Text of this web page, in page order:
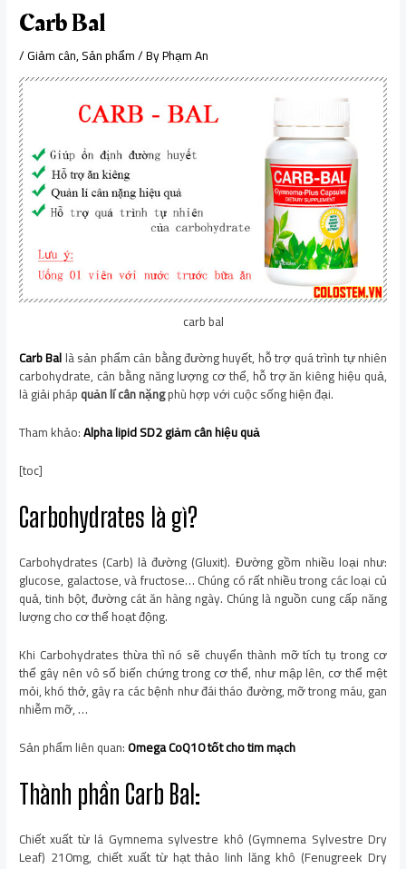
Carb Bal
/Giảm cân,Sản phẩm/ ByPhạm An
carb bal
Carb Ballà sản phẩm cân bằng đường huyết, hỗ trợ quá trình tự nhiên
carbohydrate, cân bằng năng lượng cơ thể, hỗ trợ ăn kiêng hiệu quả,
là giải phápquản lí cân nặngphù hợp với cuộc sống hiện đại.
Tham khảo:Alpha lipid SD2 giảm cân hiệu quả
[toc]
Carbohydrates là gì?
Carbohydrates (Carb) là đường (Gluxit). Đường gồm nhiều loại như:
glucose, galactose, và fructose… Chúng có rất nhiều trong các loại củ
quả, tinh bột, đường cát ăn hàng ngày. Chúng là nguồn cung cấp năng
lượng cho cơ thể hoạt động.
Khi Carbohydrates thừa thì nó sẽ chuyển thành mỡ tích tụ trong cơ
thể gây nên vô số biến chứng trong cơ thể, như mập lên, cơ thể mệt
mỏi, khó thở, gây ra các bệnh như đái tháo đường, mỡ trong máu, gan
nhiễm mỡ, …
Sản phẩm liên quan:Omega CoQ10 tốt cho tim mạch
Thành phần Carb Bal:
Chiết xuất từ lá Gymnema sylvestre khô (Gymnema Sylvestre Dry
Leaf) 210mg, chiết xuất từ hạt thảo linh lăng khô (Fenugreek Dry